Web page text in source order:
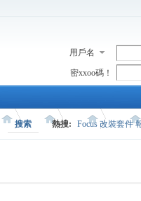
用戶名
密xxoo碼！
搜索 熱搜: Focus 改裝套件